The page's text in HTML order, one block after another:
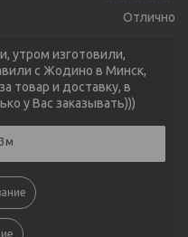
Отлично
утром изготовили,
с Жодино в Минск,
товар и доставку, в
у Вас заказывать)))